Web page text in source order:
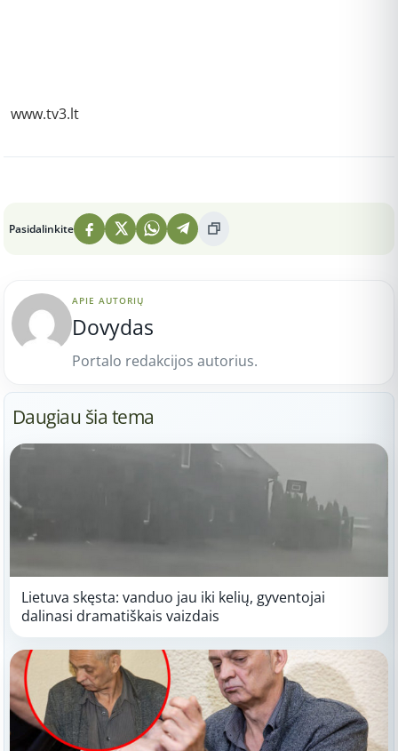
www.tv3.lt
Pasidalinkite
APIE AUTORIŲ
Dovydas
Portalo redakcijos autorius.
Daugiau šia tema
Lietuva skęsta: vanduo jau iki kelių, gyventojai
dalinasi dramatiškais vaizdais